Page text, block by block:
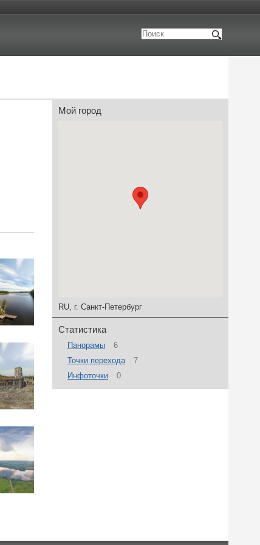
Мой город
RU, г. Санкт-Петербург
Статистика
Панорамы
6
Точки перехода
7
Инфоточки
0